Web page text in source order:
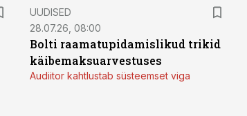
UUDISED
28.07.26, 08:00
Bolti raamatupidamislikud trikid
käibemaksuarvestuses
Audiitor kahtlustab süsteemset viga